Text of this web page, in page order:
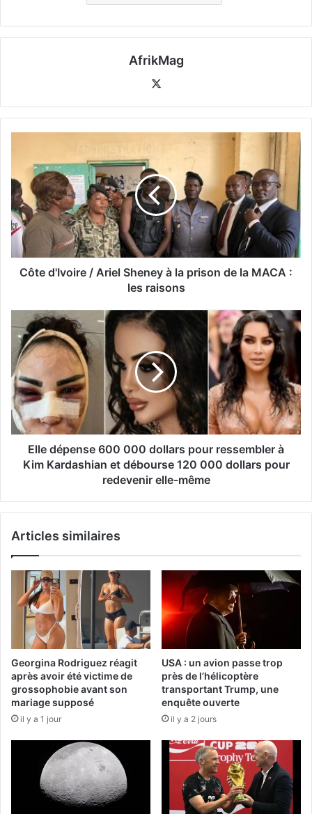
AfrikMag
Côte d'Ivoire / Ariel Sheney à la prison de la MACA :
les raisons
Elle dépense 600 000 dollars pour ressembler à
Kim Kardashian et débourse 120 000 dollars pour
redevenir elle-même
Articles similaires
Georgina Rodriguez réagit
après avoir été victime de
grossophobie avant son
mariage supposé
il y a 1 jour
USA : un avion passe trop
près de l’hélicoptère
transportant Trump, une
enquête ouverte
il y a 2 jours